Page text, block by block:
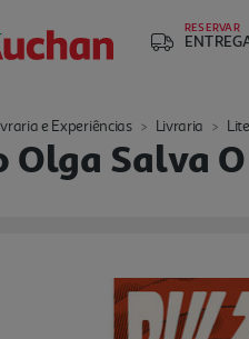
RESERVAR
e Experiências Livraria
Olga Salva